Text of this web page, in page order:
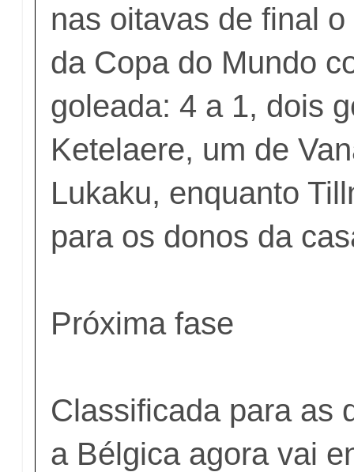
nas oitavas de final
da Copa do Mundo
goleada: 4 a 1, dois
Ketelaere, um de
Lukaku, enquanto
para os donos da
Próxima fase
Classificada para as
a Bélgica agora vai